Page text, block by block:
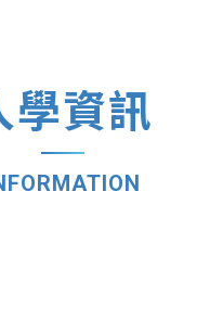
學資訊